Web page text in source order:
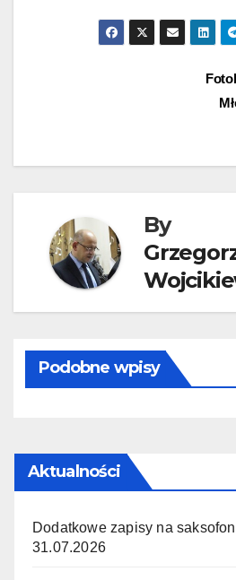
By
Podobne wpisy
Aktualności
Dodatkowe zapisy na
31.07.2026